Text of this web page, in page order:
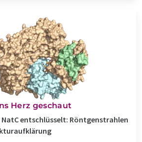
Herz geschaut
NatC entschlüsselt: Röntgenstrahlen